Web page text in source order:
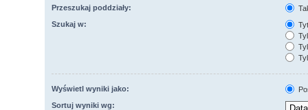
Przeszukaj poddziały:
Szukaj w:
Wyświetl wyniki jako:
Sortuj wyniki wg: